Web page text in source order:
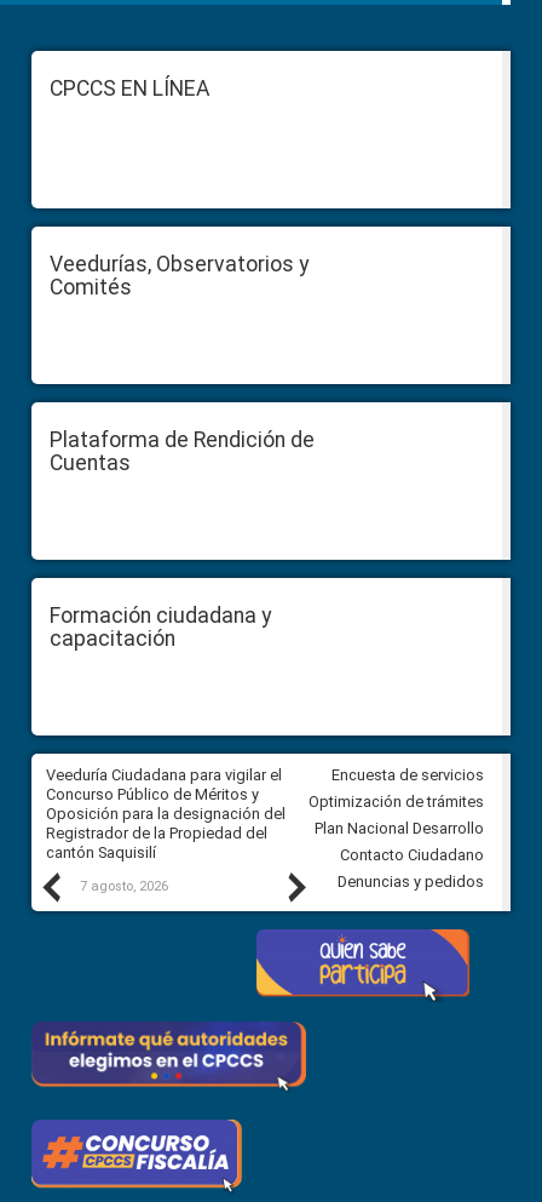
FooterCPCCS EN LÍNEA
Veedurías, Observatorios y
Comités
Plataforma de Rendición de
Cuentas
Formación ciudadana y
capacitación
Previous
Veeduría Ciudadana para vigilar el
Concurso Público de Méritos y
Oposición para la designación del
Registrador de la Propiedad del
cantón Saquisilí
7 agosto, 2026
Veeduría Ciudadana para
construcción del asfaltado de
diferentes barrios del sector
Ballenita del cantón Santa
7 agosto, 2026
Next
Encuesta de servicios
Optimización de trámites
Plan Nacional Desarrollo
Contacto Ciudadano
Denuncias y pedidos